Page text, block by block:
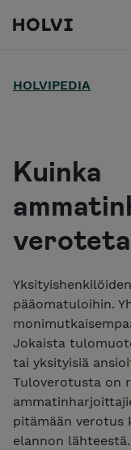
Holvi
HOLVIPEDIA
Kuinka
pääomatuloihin.
Jokaista
tai yksityisiä
Tuloverotusta on
pitämään verotus
elannon